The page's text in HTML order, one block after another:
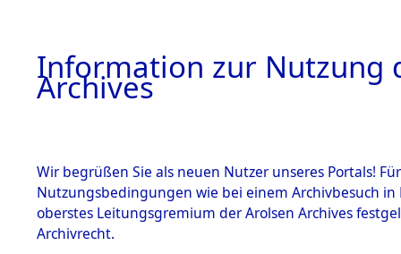
Information zur Nutzung
Archives
Wir begrüßen Sie als neuen Nutzer unseres Portals!
Nutzungsbedingungen wie bei einem Archivbesuch
oberstes Leitungsgremium der Arolsen Archives
Archivrecht.